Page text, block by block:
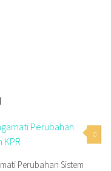
0
Perubahan Sistem